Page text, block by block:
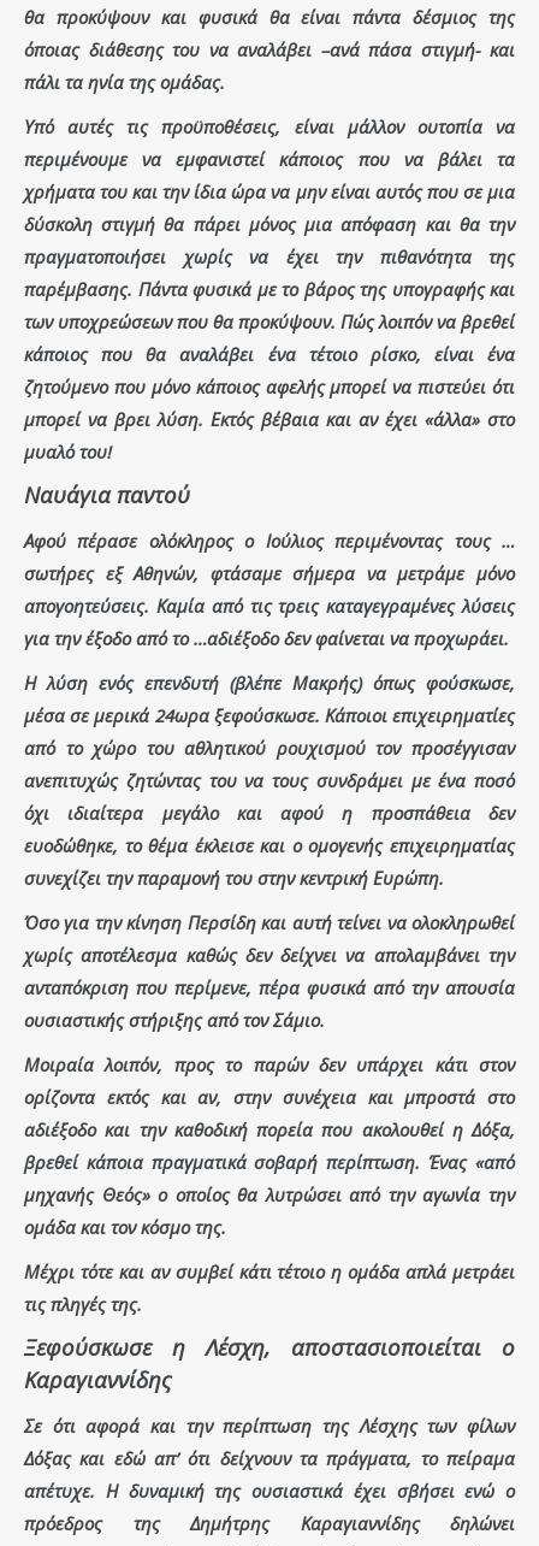
θα προκύψουν και φυσικά θα είναι πάντα δέσμιος της
όποιας διάθεσης του να αναλάβει –ανά πάσα στιγμή- και
πάλι τα ηνία της ομάδας.
Υπό αυτές τις προϋποθέσεις, είναι μάλλον ουτοπία να
περιμένουμε να εμφανιστεί κάποιος που να βάλει τα
χρήματα του και την ίδια ώρα να μην είναι αυτός που σε μια
δύσκολη στιγμή θα πάρει μόνος μια απόφαση και θα την
πραγματοποιήσει χωρίς να έχει την πιθανότητα της
παρέμβασης. Πάντα φυσικά με το βάρος της υπογραφής και
των υποχρεώσεων που θα προκύψουν. Πώς λοιπόν να βρεθεί
κάποιος που θα αναλάβει ένα τέτοιο ρίσκο, είναι ένα
ζητούμενο που μόνο κάποιος αφελής μπορεί να πιστεύει ότι
μπορεί να βρει λύση. Εκτός βέβαια και αν έχει «άλλα» στο
μυαλό του!
Ναυάγια παντού
Αφού πέρασε ολόκληρος ο Ιούλιος περιμένοντας τους …
σωτήρες εξ Αθηνών, φτάσαμε σήμερα να μετράμε μόνο
απογοητεύσεις. Καμία από τις τρεις καταγεγραμένες λύσεις
για την έξοδο από το …αδιέξοδο δεν φαίνεται να προχωράει.
Η λύση ενός επενδυτή (βλέπε Μακρής) όπως φούσκωσε,
μέσα σε μερικά 24ωρα ξεφούσκωσε. Κάποιοι επιχειρηματίες
από το χώρο του αθλητικού ρουχισμού τον προσέγγισαν
ανεπιτυχώς ζητώντας του να τους συνδράμει με ένα ποσό
όχι ιδιαίτερα μεγάλο και αφού η προσπάθεια δεν
ευοδώθηκε, το θέμα έκλεισε και ο ομογενής επιχειρηματίας
συνεχίζει την παραμονή του στην κεντρική Ευρώπη.
Όσο για την κίνηση Περσίδη και αυτή τείνει να ολοκληρωθεί
χωρίς αποτέλεσμα καθώς δεν δείχνει να απολαμβάνει την
ανταπόκριση που περίμενε, πέρα φυσικά από την απουσία
ουσιαστικής στήριξης από τον Σάμιο.
Μοιραία λοιπόν, προς το παρών δεν υπάρχει κάτι στον
ορίζοντα εκτός και αν, στην συνέχεια και μπροστά στο
αδιέξοδο και την καθοδική πορεία που ακολουθεί η Δόξα,
βρεθεί κάποια πραγματικά σοβαρή περίπτωση. Ένας «από
μηχανής Θεός» ο οποίος θα λυτρώσει από την αγωνία την
ομάδα και τον κόσμο της.
Μέχρι τότε και αν συμβεί κάτι τέτοιο η ομάδα απλά μετράει
τις πληγές της.
Ξεφούσκωσε η Λέσχη, αποστασιοποιείται ο
Καραγιαννίδης
Σε ότι αφορά και την περίπτωση της Λέσχης των φίλων
Δόξας και εδώ απ’ ότι δείχνουν τα πράγματα, το πείραμα
απέτυχε. Η δυναμική της ουσιαστικά έχει σβήσει ενώ ο
πρόεδρος της Δημήτρης Καραγιαννίδης δηλώνει